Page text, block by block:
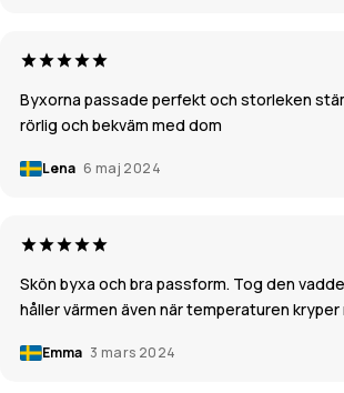
Byxorna passade perfekt och storleken
rörlig och bekväm med dom
Lena 6 maj 2024
Skön byxa och bra passform. Tog den
håller värmen även när temperaturen kryper
Emma 3 mars 2024